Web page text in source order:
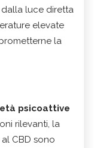
luce diretta
elevate
la
psicoattive
rilevanti, la
CBD sono